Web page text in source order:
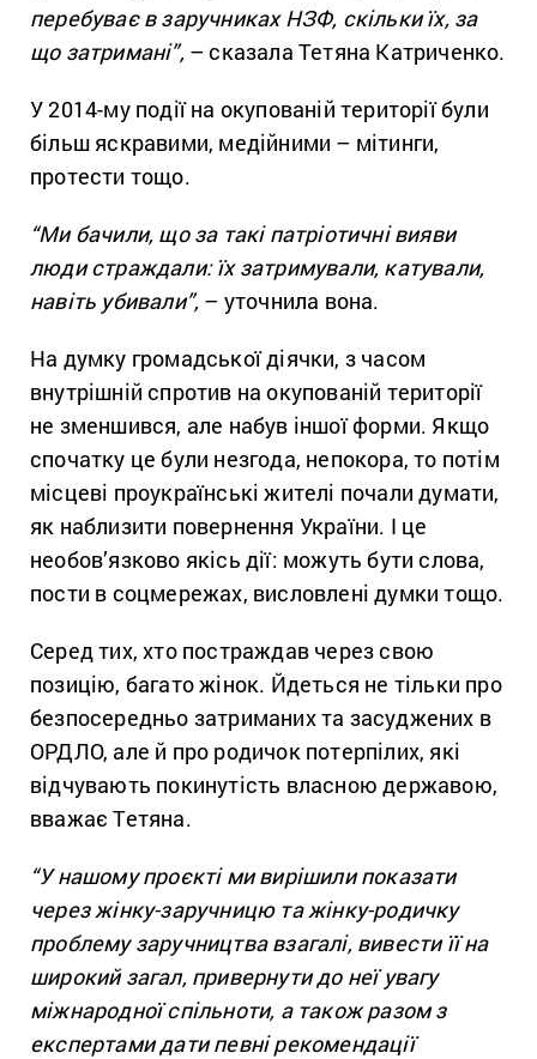
перебуває в заручниках НЗФ, скільки їх, за
що затримані”,– сказала Тетяна Катриченко.
У 2014-му події на окупованій території були
більш яскравими, медійними – мітинги,
протести тощо.
“Ми бачили, що за такі патріотичні вияви
люди страждали: їх затримували, катували,
навіть убивали”, – уточнила вона.
На думку громадської діячки, з часом
внутрішній спротив на окупованій території
не зменшився, але набув іншої форми. Якщо
спочатку це були незгода, непокора, то потім
місцеві проукраїнські жителі почали думати,
як наблизити повернення України. І це
необов’язково якісь дії: можуть бути слова,
пости в соцмережах, висловлені думки тощо.
Серед тих, хто постраждав через свою
позицію, багато жінок. Йдеться не тільки про
безпосередньо затриманих та засуджених в
ОРДЛО, але й про родичок потерпілих, які
відчувають покинутість власною державою,
вважає Тетяна.
“У нашому проєкті ми вирішили показати
через жінку-заручницю та жінку-родичку
проблему заручництва взагалі, вивести її на
широкий загал, привернути до неї увагу
міжнародної спільноти, а також разом з
експертами дати певні рекомендації